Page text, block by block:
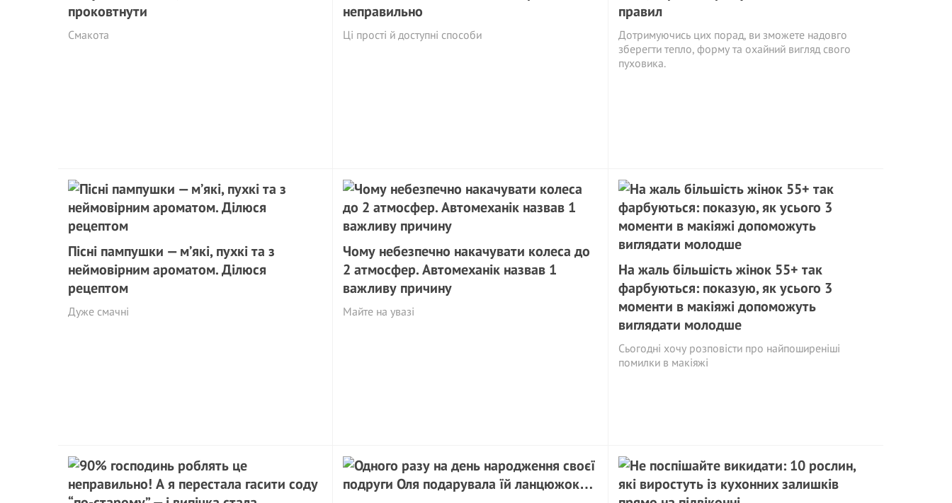
проковтнути
Смакота
неправильно
Ці прості й доступні способи
правил
Дотримуючись цих порад, ви зможете надовго
зберегти тепло, форму та охайний вигляд свого
пуховика.
Пісні пампушки — м’які, пухкі та з
неймовірним ароматом. Ділюся
рецептом
Дуже смачні
Чому небезпечно накачувати колеса до
2 атмосфер. Автомеханік назвав 1
важливу причину
Майте на увазі
На жаль більшість жінок 55+ так
фарбуються: показую, як усього 3
моменти в макіяжі допоможуть
виглядати молодше
Сьогодні хочу розповісти про найпоширеніші
помилки в макіяжі